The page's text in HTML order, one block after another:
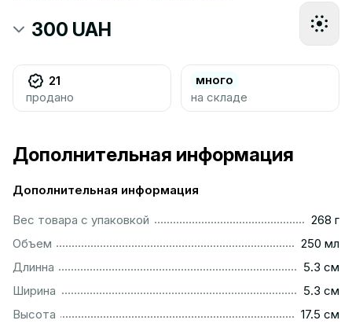
300 UAH
21
продано
много
на складе
Дополнительная информация
Дополнительная информация
Вес товара с упаковкой
268 г
Объем
250 мл
Длинна
5.3 см
Ширина
5.3 см
Высота
17.5 см